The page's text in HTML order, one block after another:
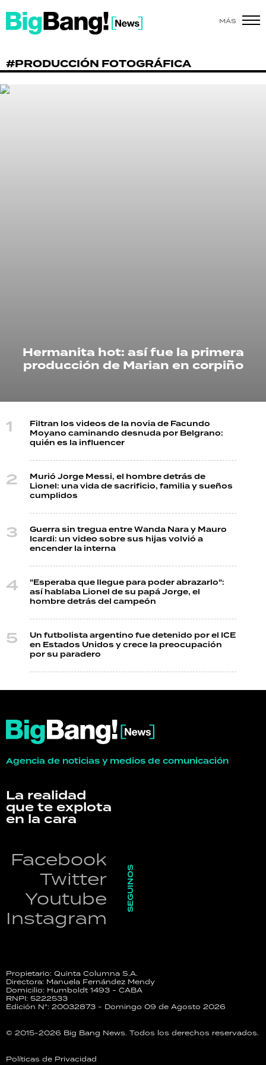
MÁS
#PRODUCCIÓN FOTOGRÁFICA
Hermanita hot: así fue la primera
producción de Marian en corpiño
Filtran los videos de la novia de Facundo
Moyano caminando desnuda por Belgrano:
quién es la influencer
Murió Jorge Messi, el hombre detrás de
Lionel: una vida de sacrificio, familia y sueños
cumplidos
Guerra sin tregua entre Wanda Nara y Mauro
Icardi: un video sobre sus hijas volvió a
encender la interna
"Esperaba que llegue para poder abrazarlo":
así hablaba Lionel de su papá Jorge, el
hombre detrás del campeón
Un futbolista argentino fue detenido por el ICE
en Estados Unidos y crece la preocupación
por su paradero
Agencia de noticias y medios de comunicación
La realidad
que te explota
en la cara
Facebook
Twitter
Youtube
Instagram
SEGUINOS
Propietario: Quinta Columna S.A.
Directora: Manuela Fernández Mendy
Domicilio: Humboldt 1493 - CABA
RNPI: 5222533
Edición N°: 20032873 - Domingo 09 de Agosto 2026
© 2015-2026 Big Bang News. Todos los derechos reservados.
Políticas de Privacidad
SHOW
POLÍTICA
PALABRAS
Seguinos